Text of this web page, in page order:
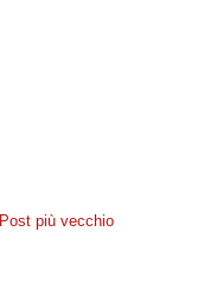
Post più vecchio